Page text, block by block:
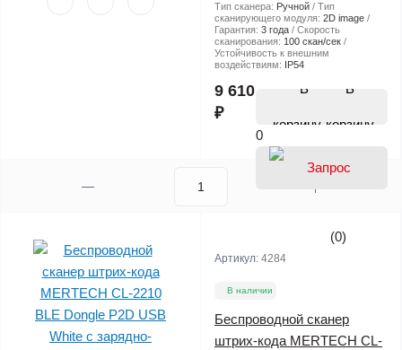
Тип сканера: Ручной
Тип
сканирующего модуля: 2D image
Гарантия: 3 года
Скорость
сканирования: 100 скан/сек
Устойчивость к внешним
воздействиям:
IP54
9 610
₽
В
корзину
0
(0)
Артикул: 4284
В наличии
Беспроводной сканер
штрих-кода MERTECH CL-